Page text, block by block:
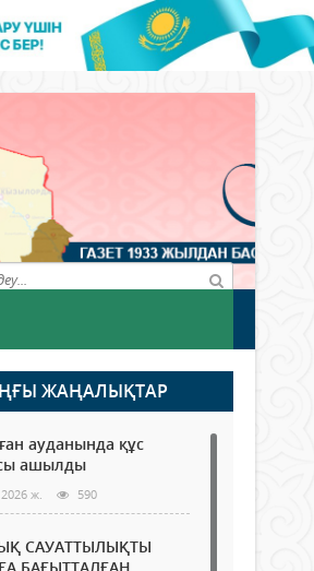
ЖАҢАЛЫҚТАР
ауданында құс
ашылды
ж. 590
САУАТТЫЛЫҚТЫ
БАҒЫТТАЛҒАН